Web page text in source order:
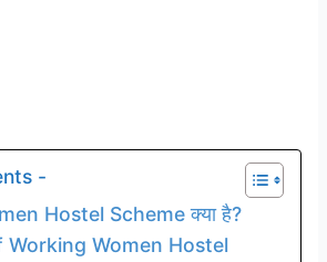
-
Hostel Scheme क्या है?
Working Women Hostel